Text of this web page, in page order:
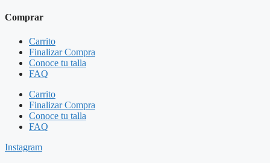
Comprar
Carrito
Finalizar Compra
Conoce tu talla
FAQ
Carrito
Finalizar Compra
Conoce tu talla
FAQ
Instagram